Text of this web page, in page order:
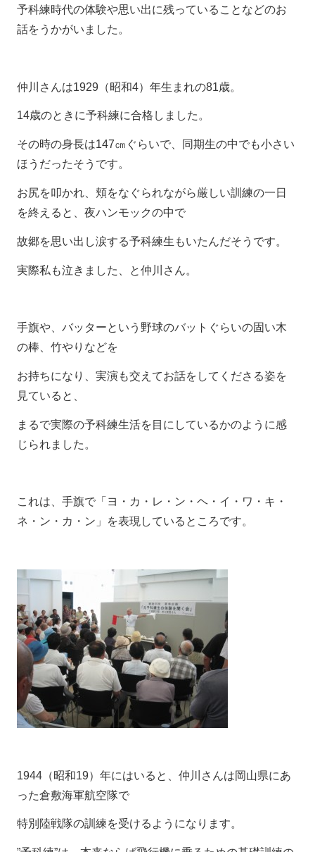
予科練時代の体験や思い出に残っていることなどのお
話をうかがいました。
仲川さんは1929（昭和4）年生まれの81歳。
14歳のときに予科練に合格しました。
その時の身長は147㎝ぐらいで、同期生の中でも小さい
ほうだったそうです。
お尻を叩かれ、頬をなぐられながら厳しい訓練の一日
を終えると、夜ハンモックの中で
故郷を思い出し涙する予科練生もいたんだそうです。
実際私も泣きました、と仲川さん。
手旗や、バッターという野球のバットぐらいの固い木
の棒、竹やりなどを
お持ちになり、実演も交えてお話をしてくださる姿を
見ていると、
まるで実際の予科練生活を目にしているかのように感
じられました。
これは、手旗で「ヨ・カ・レ・ン・ヘ・イ・ワ・キ・
ネ・ン・カ・ン」を表現しているところです。
1944（昭和19）年にはいると、仲川さんは岡山県にあ
った倉敷海軍航空隊で
特別陸戦隊の訓練を受けるようになります。